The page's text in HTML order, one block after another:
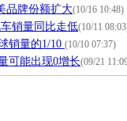
品牌份额扩大(10/16 10:48)
销量同比走低(10/11
销量的1/10 (10/10 07:37)
可能出现0增长(09/21